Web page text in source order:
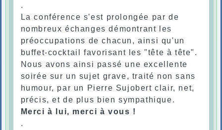
.
La conférence s'est prolongée par de
nombreux échanges démontrant les
préoccupations de chacun, ainsi qu'un
buffet-cocktail favorisant les "tête à tête".
Nous avons ainsi passé une excellente
soirée sur un sujet grave, traité non sans
humour, par un Pierre Sujobert clair, net,
précis, et de plus bien sympathique.
Merci à lui, merci à vous !
.